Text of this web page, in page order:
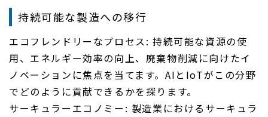
持続可能な製造への移行
エコフレンドリーなプロセス: 持続可能な資源の使
用、エネルギー効率の向上、廃棄物削減に向けたイ
ノベーションに焦点を当てます。AIとIoTがこの分野
でどのように貢献できるかを探ります。
サーキュラーエコノミー: 製造業におけるサーキュラ